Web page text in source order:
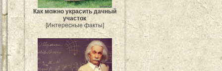
Как можно украсить дачный
участок
[Интересные факты]